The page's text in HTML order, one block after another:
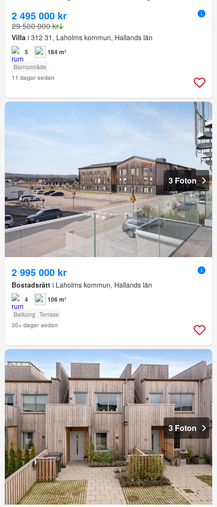
2 495 000 kr
29 500 000 kr
Villa i 312 31, Laholms kommun, Hallands län
5 184 m²
Barnområde
11 dagar sedan
3 Foton
2 995 000 kr
Bostadsrätt i Laholms kommun, Hallands län
4 106 m²
Balkong Terrass
30+ dagar sedan
3 Foton